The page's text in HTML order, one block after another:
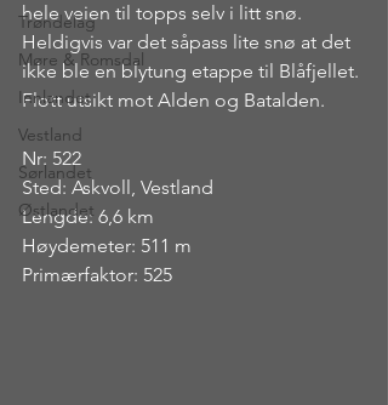
Trøndelag
Møre & Romsdal
Innlandet
Vestland
Sørlandet
Østlandet
hele veien til topps selv i litt snø.
Heldigvis var det såpass lite snø at det
ikke ble en blytung etappe til Blåfjellet.
Flott utsikt mot Alden og Batalden.
Nr: 522
Sted: Askvoll, Vestland
Lengde: 6,6 km
Høydemeter: 511 m
Primærfaktor: 525